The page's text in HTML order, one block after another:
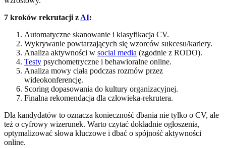
7 kroków rekrutacji z AI:
Automatyczne skanowanie i klasyfikacja CV.
Wykrywanie powtarzających się wzorców sukcesu/kariery.
Analiza aktywności w social media (zgodnie z RODO).
Testy psychometryczne i behawioralne online.
Analiza mowy ciała podczas rozmów przez
wideokonferencję.
Scoring dopasowania do kultury organizacyjnej.
Finalna rekomendacja dla człowieka-rekrutera.
Dla kandydatów to oznacza konieczność dbania nie tylko o CV, ale
też o cyfrowy wizerunek. Warto czytać dokładnie ogłoszenia,
optymalizować słowa kluczowe i dbać o spójność aktywności
online.